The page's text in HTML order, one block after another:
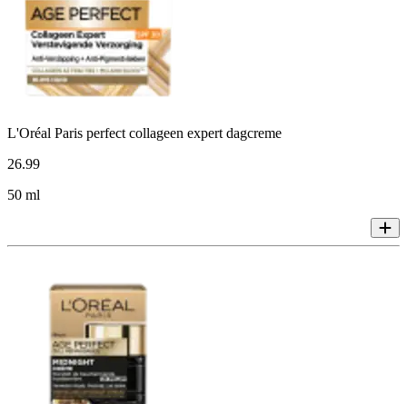
L'Oréal Paris perfect collageen expert dagcreme
26.99
50 ml